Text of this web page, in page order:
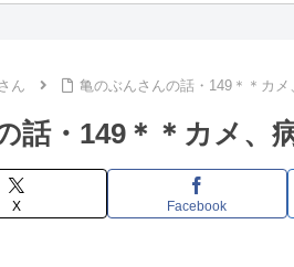
ん 亀のぶんさんの話・149＊＊カ
話・149＊＊カメ、
X Facebook